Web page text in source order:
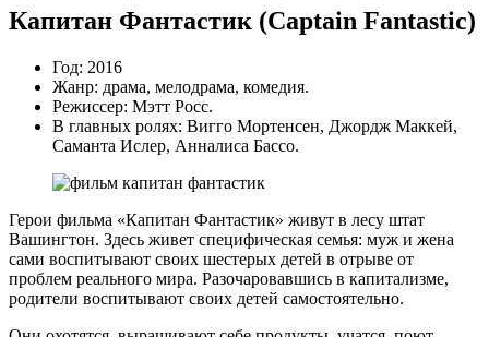
Капитан Фантастик (Captain Fantastic)
Год: 2016
Жанр: драма, мелодрама, комедия.
Режиссер: Мэтт Росс.
В главных ролях: Вигго Мортенсен, Джордж Маккей,
Саманта Ислер, Анналиса Бассо.
Герои фильма «Капитан Фантастик» живут в лесу штат
Вашингтон. Здесь живет специфическая семья: муж и жена
сами воспитывают своих шестерых детей в отрыве от
проблем реального мира. Разочаровавшись в капитализме,
родители воспитывают своих детей самостоятельно.